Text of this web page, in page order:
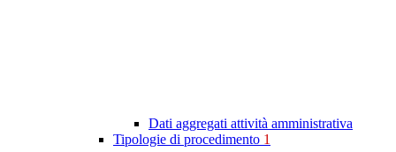
Dati aggregati attività amministrativa
Tipologie di procedimento 1